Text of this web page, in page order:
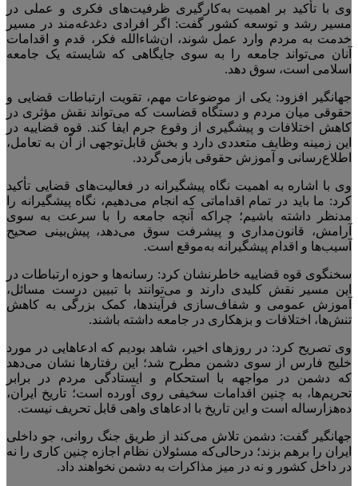
وی با تأکید بر اهمیت به‌کارگیری ظرفیت‌های فکری و عملی در
مسیر رشد و توسعه کشور گفت: اگر افرادی دغدغه‌مند در مسیر
خدمت به مردم وارد عمل شوند، ان‌شاءالله فکر، قدم و اقدامات
آنان می‌تواند جامعه را به سوی جایگاهی که شایسته یک جامعه
اسلامی است، سوق دهد.
جهانگیر افزود: یکی از موضوعات مهم، تقویت ارتباطات قضایی و
حقوقی میان مردم و دستگاه قضاست که می‌تواند نقش مؤثری در
کاهش اختلافات و پیشگیری از وقوع جرم ایفا کند. قوه قضاییه در
این زمینه وظایف متعددی دارد و بخش قابل‌توجهی از آن به تعامل،
اطلاع‌رسانی و آموزش حقوقی بازمی‌گردد.
وی با اشاره به اهمیت نگاه پیشگیرانه در فعالیت‌های قضایی تأکید
کرد: ما باید در تمام اقداماتی که انجام می‌دهیم، نگاه پیشگیرانه را
مدنظر داشته باشیم؛ چراکه آنچه جامعه را با سرعت به سوی
آرامش، قانون‌مداری و پیشرفت سوق می‌دهد، پیش‌بینی صحیح
آسیب‌ها و اقدام پیشگیرانه به‌موقع است.
سخنگوی قوه قضاییه خاطرنشان کرد: رسانه‌ها و حوزه ارتباطات در
این مسیر نقش کلیدی دارند و می‌توانند با تبیین درست مسائل،
آموزش عمومی و شفاف‌سازی فرآیندها، کمک بزرگی به کاهش
تنش‌ها، اختلافات و بزهکاری در جامعه داشته باشند.
وی تصریح کرد: در روزهای اخیر، شاهد بودیم که ادعاهایی در مورد
خلیج فارس از سوی دشمن مطرح شد؛ این رفتارها نشان می‌دهد
که دشمن در مواجهه با استحکام و ایستادگی مردم در برابر
تحریم‌ها، به چنین اقدامات سخیفی روی آورده است؛ تاریخ ایران،
ده‌هزارساله است و این تاریخ با ادعاهای واهی قابل تحریف نیست.
جهانگیر گفت: دشمن تلاش می‌کند از طریق جنگ روانی، جو داخلی
ایران را برهم بزند؛ درحالی‌که مسئولان نظام اجازه چنین کاری را نه
در داخل کشور و نه در میز مذاکرات به دشمن نخواهند داد.